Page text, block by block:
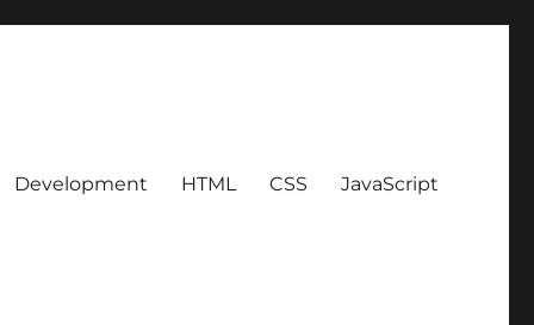
Development HTML CSS JavaScript